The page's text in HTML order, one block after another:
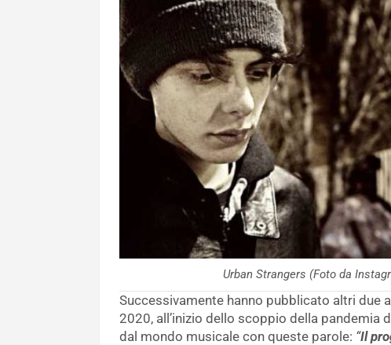
Urban Strangers (Foto da
Successivamente hanno pubblicato altri due
2020, all’inizio dello scoppio della pandemia
dal mondo musicale con queste parole: “Il